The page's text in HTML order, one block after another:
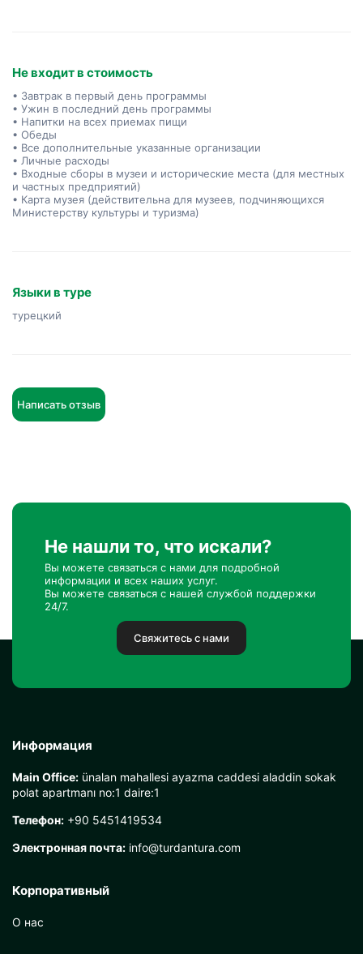
Не входит в стоимость
• Завтрак в первый день программы
• Ужин в последний день программы
• Напитки на всех приемах пищи
• Обеды
• Все дополнительные указанные организации
• Личные расходы
• Входные сборы в музеи и исторические места (для местных
и частных предприятий)
• Карта музея (действительна для музеев, подчиняющихся
Министерству культуры и туризма)
Языки в туре
турецкий
Написать отзыв
Не нашли то, что искали?
Вы можете связаться с нами для подробной
информации и всех наших услуг.
Вы можете связаться с нашей службой поддержки
24/7.
Свяжитесь с нами
Информация
Main Office: ünalan mahallesi ayazma caddesi aladdin sokak
polat apartmanı no:1 daire:1
Телефон: +90 5451419534
Электронная почта: info@turdantura.com
Корпоративный
О нас